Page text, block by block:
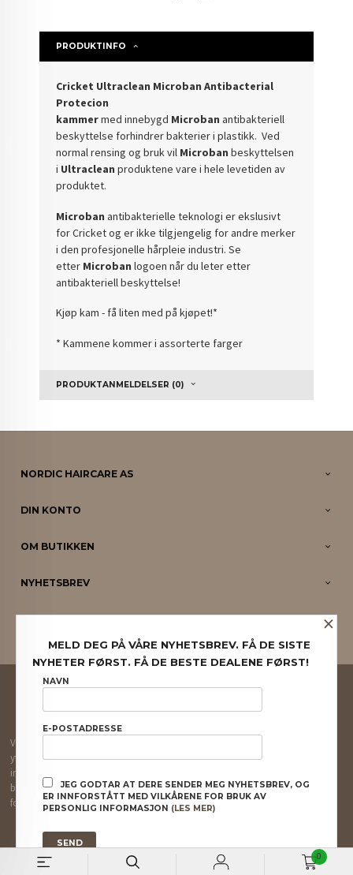
0
PRODUKTINFO
Cricket Ultraclean Microban Antibacterial
Protecion
kammermed innebygd Microban antibakteriell
beskyttelse forhindrer bakterier i plastikk. Ved
normal rensing og bruk vil Microban beskyttelsen
i Ultracleanproduktene vare i hele levetiden av
produktet.
Microban antibakterielle teknologi er ekslusivt
for Cricket og er ikke tilgjengelig for andre merker
i den profesjonelle hårpleie industri. Se
etter Microban logoen når du leter etter
antibakteriell beskyttelse!
Kjøp kam - få liten med på kjøpet!*
* Kammene kommer i assorterte farger
PRODUKTANMELDELSER (0)
NORDIC HAIRCARE AS
DIN KONTO
OM BUTIKKEN
NYHETSBREV
PARTNERE
FRAKT
NYHETSBREV
Vår nettbutikk bruker cookies slik at du får en bedre kjøpsopplevelse og vi kan
yte deg bedre service. Vi bruker cookies hovedsaklig til å lagre
innloggingsdetaljer og huske hva du har puttet i handlekurven din. Fortsett å
bruke siden som normalt om du godtar dette.Les merellerendre innstillinger
for cookies.
×
MELD DEG PÅ VÅRE NYHETSBREV. FÅ DE SISTE
NYHETER FØRST. FÅ DE BESTE DEALENE FØRST!
NAVN
E-POSTADRESSE
JEG GODTAR AT DERE SENDER MEG NYHETSBREV, OG
ER INNFORSTÅTT MED VILKÅRENE FOR BRUK AV
PERSONLIG INFORMASJON (LES MER)